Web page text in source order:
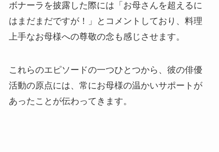
ボナーラを披露した際には「お母さんを超えるに
はまだまだですが！」とコメントしており、料理
上手なお母様への尊敬の念も感じさせます。
これらのエピソードの一つひとつから、彼の俳優
活動の原点には、常にお母様の温かいサポートが
あったことが伝わってきます。